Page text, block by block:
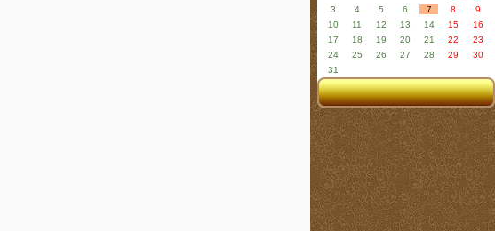
3
4 5 6 7 8
9
10
11 12 13 14 15
16
17
18 19 20 21 22
23
24
25 26 27 28 29
30
31